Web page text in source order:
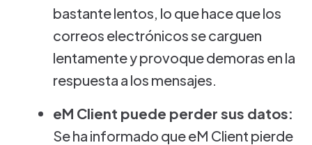
bastante lentos, lo que hace que los
correos electrónicos se carguen
lentamente y provoque demoras en la
respuesta a los mensajes.
eM Client puede perder sus datos:
Se ha informado que eM Client pierde